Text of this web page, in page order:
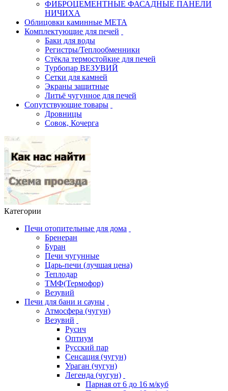
ФИБРОЦЕМЕНТНЫЕ ФАСАДНЫЕ ПАНЕЛИ
НИЧИХА
Облицовки каминные МЕТА
Комплектующие для печей
Баки для воды
Регистры/Теплообменники
Стёкла термостойкие для печей
Турбопар ВЕЗУВИЙ
Сетки для камней
Экраны защитные
Литьё чугунное для печей
Сопутствующие товары
Дровницы
Совок, Кочерга
Категории
Печи отопительные для дома
Бренеран
Буран
Печи чугунные
Царь-печи (лучшая цена)
Теплодар
ТМФ(Термофор)
Везувий
Печи для бани и сауны
Атмосфера (чугун)
Везувий
Русич
Оптиум
Русский пар
Сенсация (чугун)
Ураган (чугун)
Легенда (чугун)
Парная от 6 до 16 м/куб